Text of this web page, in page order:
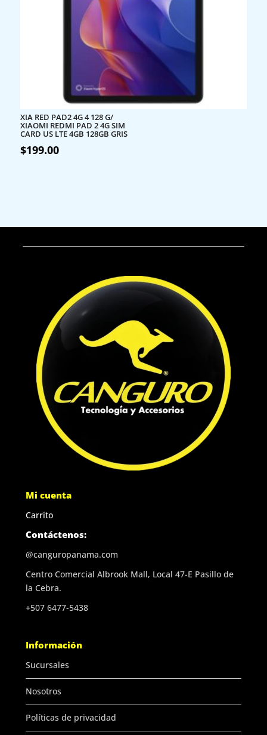
XIA RED PAD2 4G 4 128 G/
XIAOMI REDMI PAD 2 4G SIM
CARD US LTE 4GB 128GB GRIS
$199.00
Mi cuenta
Carrito
Contáctenos:
@canguropanama.com
Centro Comercial Albrook Mall, Local 47-E Pasillo de
la Cebra.
+507 6477-5438
Información
Sucursales
Nosotros
Políticas de privacidad